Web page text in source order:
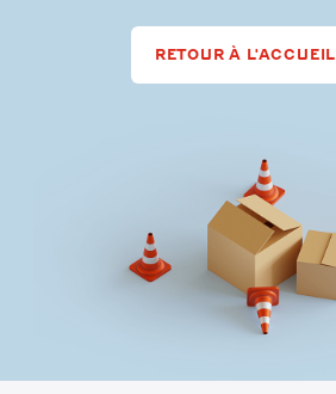
RETOUR À L'ACCUEIL